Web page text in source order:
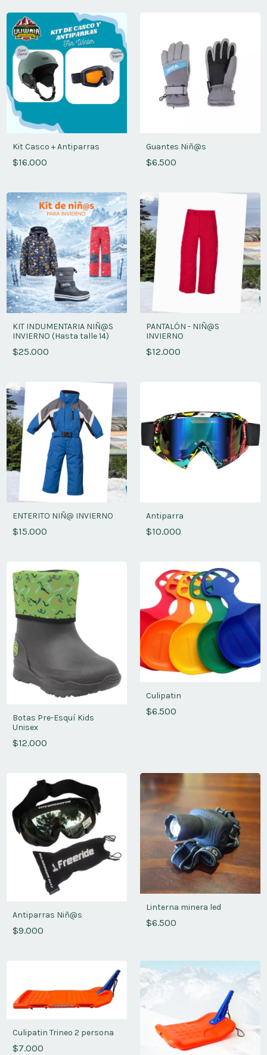
Kit Casco + Antiparras
$16.000
Guantes Niñ@s
$6.500
KIT INDUMENTARIA NIÑ@S
INVIERNO (Hasta talle 14)
$25.000
PANTALÓN - NIÑ@S
INVIERNO
$12.000
ENTERITO NIÑ@ INVIERNO
$15.000
Antiparra
$10.000
Botas Pre-Esquí Kids
Unisex
$12.000
Culipatin
$6.500
Antiparras Niñ@s
$9.000
Linterna minera led
$6.500
Culipatin Trineo 2 persona
$7.000